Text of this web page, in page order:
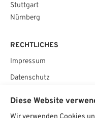
RECHTLICHES
Impressum
Datenschutz
Stuttgart
Nürnberg
Diese Website